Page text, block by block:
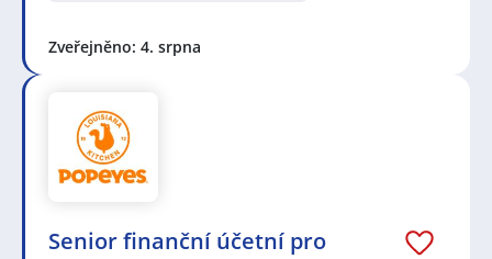
Zveřejněno: 4. srpna
Senior finanční účetní pro